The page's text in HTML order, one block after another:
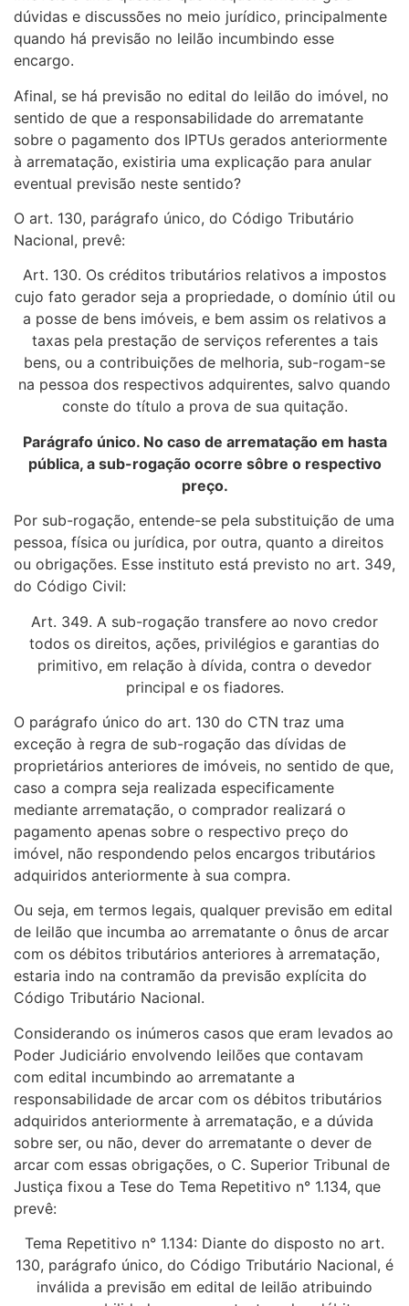
dúvidas e discussões no meio jurídico, principalmente
quando há previsão no leilão incumbindo esse
encargo.
Afinal, se há previsão no edital do leilão do imóvel, no
sentido de que a responsabilidade do arrematante
sobre o pagamento dos IPTUs gerados anteriormente
à arrematação, existiria uma explicação para anular
eventual previsão neste sentido?
O art. 130, parágrafo único, do Código Tributário
Nacional, prevê:
Art. 130. Os créditos tributários relativos a impostos
cujo fato gerador seja a propriedade, o domínio útil ou
a posse de bens imóveis, e bem assim os relativos a
taxas pela prestação de serviços referentes a tais
bens, ou a contribuições de melhoria, sub-rogam-se
na pessoa dos respectivos adquirentes, salvo quando
conste do título a prova de sua quitação.
Parágrafo único. No caso de arrematação em hasta
pública, a sub-rogação ocorre sôbre o respectivo
preço.
Por sub-rogação, entende-se pela substituição de uma
pessoa, física ou jurídica, por outra, quanto a direitos
ou obrigações. Esse instituto está previsto no art. 349,
do Código Civil:
Art. 349. A sub-rogação transfere ao novo credor
todos os direitos, ações, privilégios e garantias do
primitivo, em relação à dívida, contra o devedor
principal e os fiadores.
O parágrafo único do art. 130 do CTN traz uma
exceção à regra de sub-rogação das dívidas de
proprietários anteriores de imóveis, no sentido de que,
caso a compra seja realizada especificamente
mediante arrematação, o comprador realizará o
pagamento apenas sobre o respectivo preço do
imóvel, não respondendo pelos encargos tributários
adquiridos anteriormente à sua compra.
Ou seja, em termos legais, qualquer previsão em edital
de leilão que incumba ao arrematante o ônus de arcar
com os débitos tributários anteriores à arrematação,
estaria indo na contramão da previsão explícita do
Código Tributário Nacional.
Considerando os inúmeros casos que eram levados ao
Poder Judiciário envolvendo leilões que contavam
com edital incumbindo ao arrematante a
responsabilidade de arcar com os débitos tributários
adquiridos anteriormente à arrematação, e a dúvida
sobre ser, ou não, dever do arrematante o dever de
arcar com essas obrigações, o C. Superior Tribunal de
Justiça fixou a Tese do Tema Repetitivo n° 1.134, que
prevê:
Tema Repetitivo n° 1.134: Diante do disposto no art.
130, parágrafo único, do Código Tributário Nacional, é
inválida a previsão em edital de leilão atribuindo